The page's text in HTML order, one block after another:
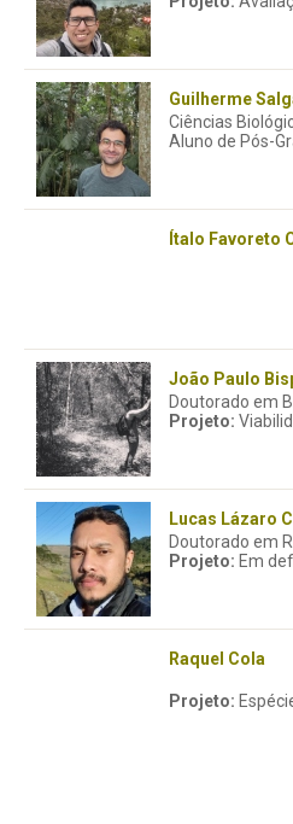
Guilherme
Ciências
Aluno de Pós-
Ítalo Favoreto
João Paulo
Doutorado em
Projeto:
Lucas Lázaro
Doutorado em
Projeto: Em
Raquel Cola
Projeto: